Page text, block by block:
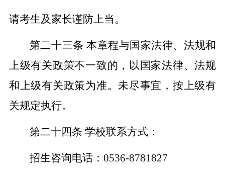
请考生及家长谨防上当。
第二十三条 本章程与国家法律、法规和
上级有关政策不一致的，以国家法律、法规
和上级有关政策为准。未尽事宜，按上级有
关规定执行。
第二十四条 学校联系方式：
招生咨询电话： 0536-8781827